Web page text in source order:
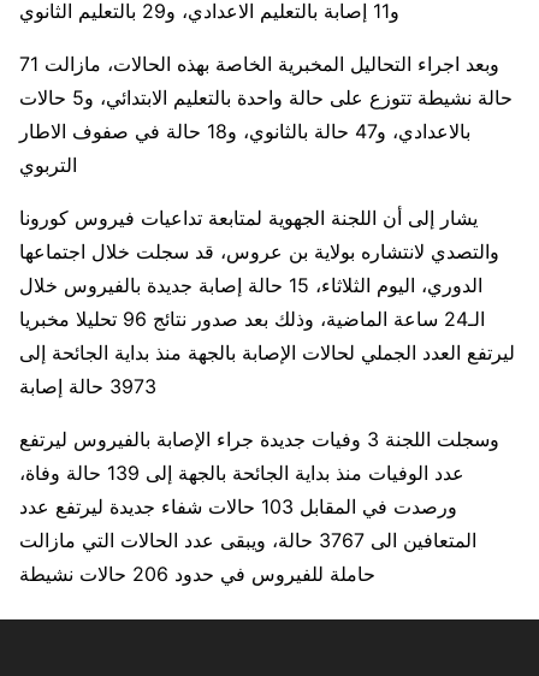
و11 إصابة بالتعليم الاعدادي، و29 بالتعليم الثانوي
وبعد اجراء التحاليل المخبرية الخاصة بهذه الحالات، مازالت 71
حالة نشيطة تتوزع على حالة واحدة بالتعليم الابتدائي، و5 حالات
بالاعدادي، و47 حالة بالثانوي، و18 حالة في صفوف الاطار
التربوي
يشار إلى أن اللجنة الجهوية لمتابعة تداعيات فيروس كورونا
والتصدي لانتشاره بولاية بن عروس، قد سجلت خلال اجتماعها
الدوري، اليوم الثلاثاء، 15 حالة إصابة جديدة بالفيروس خلال
الـ24 ساعة الماضية، وذلك بعد صدور نتائج 96 تحليلا مخبريا
ليرتفع العدد الجملي لحالات الإصابة بالجهة منذ بداية الجائحة إلى
3973 حالة إصابة
وسجلت اللجنة 3 وفيات جديدة جراء الإصابة بالفيروس ليرتفع
عدد الوفيات منذ بداية الجائحة بالجهة إلى 139 حالة وفاة،
ورصدت في المقابل 103 حالات شفاء جديدة ليرتفع عدد
المتعافين الى 3767 حالة، ويبقى عدد الحالات التي مازالت
حاملة للفيروس في حدود 206 حالات نشيطة